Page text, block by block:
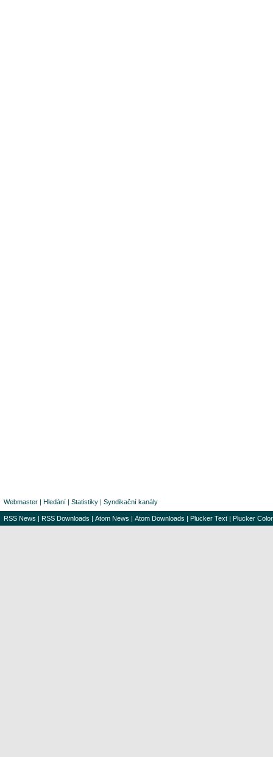
Webmaster | Hledání | Statistiky | Syndikační kanály
RSS News | RSS Downloads | Atom News | Atom Downloads | Plucker Text | Plucker Color